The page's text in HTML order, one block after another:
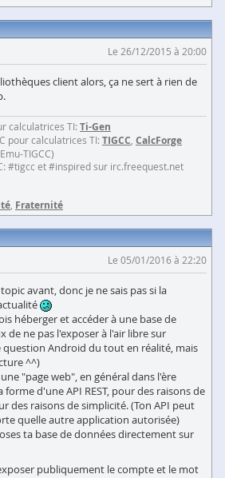
Le 26/12/2015 à 20:00
client alors, ça ne sert à rien de
calculatrices TI: Ti-Gen
pour calculatrices TI: TIGCC CalcForge
TIGCC)
#tigcc et #inspired sur irc.freequest.net
Fraternité
Le 05/01/2016 à 22:20
avant, donc je ne sais pas si la
héberger et accéder à une base de
de ne pas l'exposer à l'air libre sur
question Android du tout en réalité, mais
^^)
"page web", en général dans l'ère
d'une API REST, pour des raisons de
des raisons de simplicité. (Ton API peut
quelle autre application autorisée)
ta base de données directement sur
publiquement le compte et le mot